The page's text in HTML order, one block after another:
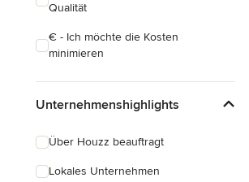
Qualität
€ - Ich möchte die Kosten
minimieren
Unternehmenshighlights
Über Houzz beauftragt
Lokales Unternehmen